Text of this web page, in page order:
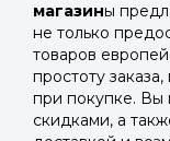
магазины
не только
товаров
простоту
при покупке. Вы
скидками, а